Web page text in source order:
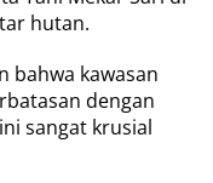
hutan.
bahwa kawasan
dengan
sangat krusial